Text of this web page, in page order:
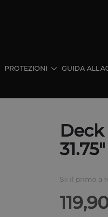
PROTEZIONI GUIDA
Deck
31.75"
Sii il primo a